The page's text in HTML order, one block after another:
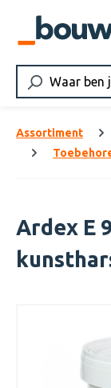
Ga naar de
Assortiment
Ardex E